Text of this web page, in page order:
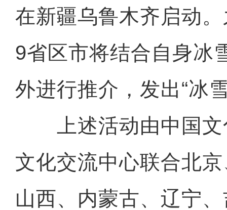
在新疆乌鲁木齐启动
9省区市将结合自身冰
外进行推介，发出“冰
上述活动由中国文
文化交流中心联合北
山西、内蒙古、辽宁